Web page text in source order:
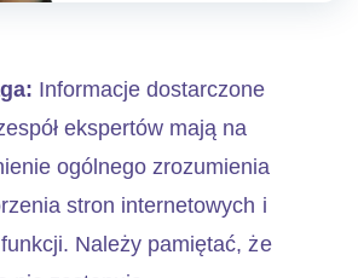
Informacje dostarczone
ekspertów mają na
ogólnego zrozumienia
stron internetowych i
Należy pamiętać, że